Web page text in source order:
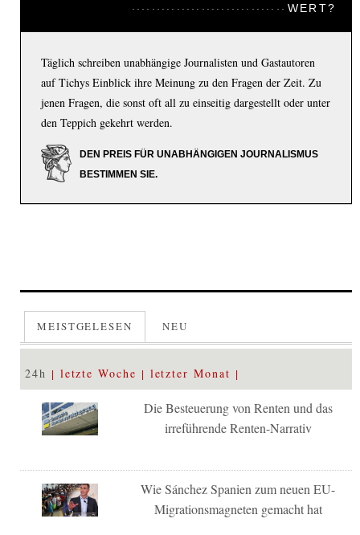
WERT?
Täglich schreiben unabhängige Journalisten und Gastautoren
auf Tichys Einblick ihre Meinung zu den Fragen der Zeit. Zu
jenen Fragen, die sonst oft all zu einseitig dargestellt oder unter
den Teppich gekehrt werden.
DEN PREIS FÜR UNABHÄNGIGEN JOURNALISMUS
BESTIMMEN SIE.
MEISTGELESEN NEU
24h letzte Woche letzter Monat
Die Besteuerung von Renten und das
irreführende Renten-Narrativ
Wie Sánchez Spanien zum neuen EU-
Migrationsmagneten gemacht hat